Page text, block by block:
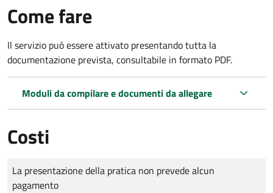
Come fare
Il servizio può essere attivato presentando tutta la
documentazione prevista, consultabile in formato PDF.
Moduli da compilare e documenti da allegare
Costi
Tipo di pagamento
Importo
La presentazione della pratica non prevede alcun
pagamento